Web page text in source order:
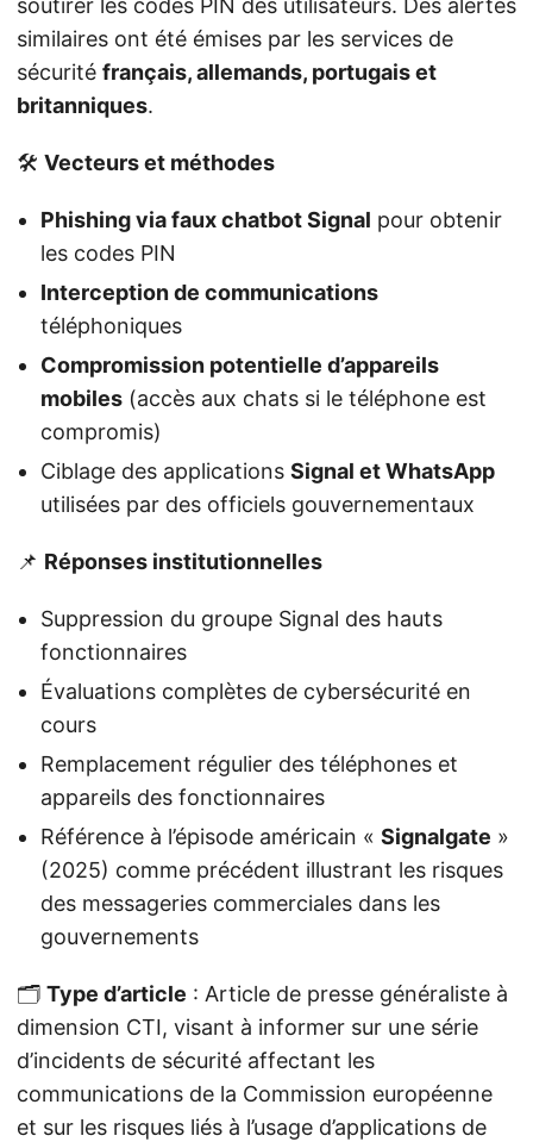
soutirer les codes PIN des utilisateurs. Des alertes
similaires ont été émises par les services de
sécurité français, allemands, portugais et
britanniques.
🛠️ Vecteurs et méthodes
Phishing via faux chatbot Signal pour obtenir
les codes PIN
Interception de communications
téléphoniques
Compromission potentielle d’appareils
mobiles (accès aux chats si le téléphone est
compromis)
Ciblage des applications Signal et WhatsApp
utilisées par des officiels gouvernementaux
📌 Réponses institutionnelles
Suppression du groupe Signal des hauts
fonctionnaires
Évaluations complètes de cybersécurité en
cours
Remplacement régulier des téléphones et
appareils des fonctionnaires
Référence à l’épisode américain « Signalgate »
(2025) comme précédent illustrant les risques
des messageries commerciales dans les
gouvernements
🗂️ Type d’article : Article de presse généraliste à
dimension CTI, visant à informer sur une série
d’incidents de sécurité affectant les
communications de la Commission européenne
et sur les risques liés à l’usage d’applications de